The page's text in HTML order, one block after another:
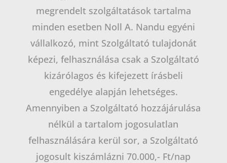
megrendelt szolgáltatások tartalma
minden esetben Noll A. Nandu egyéni
vállalkozó, mint Szolgáltató tulajdonát
képezi, felhasználása csak a Szolgáltató
kizárólagos és kifejezett írásbeli
engedélye alapján lehetséges.
Amennyiben a Szolgáltató hozzájárulása
nélkül a tartalom jogosulatlan
felhasználására kerül sor, a Szolgáltató
jogosult kiszámlázni 70.000,- Ft/nap